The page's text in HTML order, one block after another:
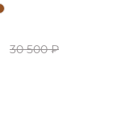
30 500 ₽